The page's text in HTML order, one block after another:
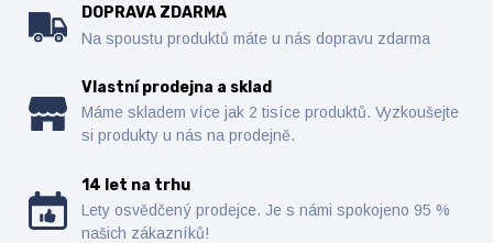
DOPRAVA ZDARMA
Na spoustu produktů máte u nás dopravu zdarma
Vlastní prodejna a sklad
Máme skladem více jak 2 tisíce produktů. Vyzkoušejte
si produkty u nás na prodejně.
14 let na trhu
Lety osvědčený prodejce. Je s námi spokojeno 95 %
našich zákazníků!